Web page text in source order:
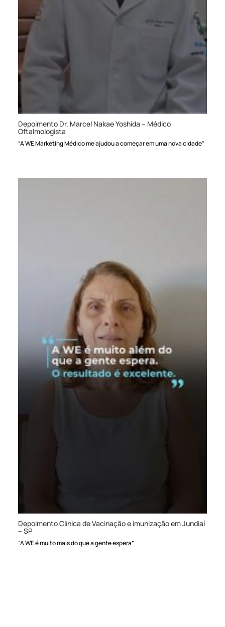
Depoimento Dr. Marcel Nakae Yoshida – Médico
Oftalmologista
“A WE Marketing Médico me ajudou a começar em uma nova cidade”
Depoimento Clínica de Vacinação e imunização em Jundiaí
– SP
“A WE é muito mais do que a gente espera”